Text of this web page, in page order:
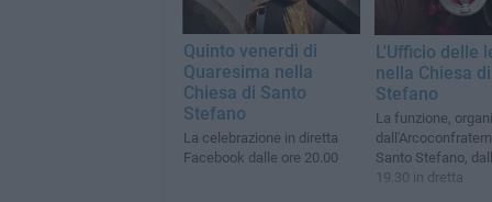
Quinto venerdì di
Quaresima nella
Chiesa di Santo
Stefano
La celebrazione in diretta
Facebook dalle ore 20.00
L'Ufficio delle
nella Chiesa
Stefano
La funzione,
Santo Stefano,
19.30 in dretta